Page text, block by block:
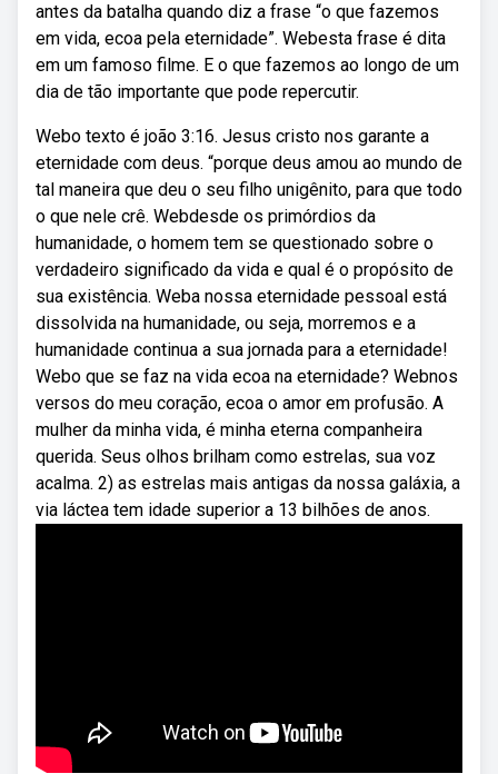
antes da batalha quando diz a frase “o que fazemos
em vida, ecoa pela eternidade”. Webesta frase é dita
em um famoso filme. E o que fazemos ao longo de um
dia de tão importante que pode repercutir.
Webo texto é joão 3:16. Jesus cristo nos garante a
eternidade com deus. “porque deus amou ao mundo de
tal maneira que deu o seu filho unigênito, para que todo
o que nele crê. Webdesde os primórdios da
humanidade, o homem tem se questionado sobre o
verdadeiro significado da vida e qual é o propósito de
sua existência. Weba nossa eternidade pessoal está
dissolvida na humanidade, ou seja, morremos e a
humanidade continua a sua jornada para a eternidade!
Webo que se faz na vida ecoa na eternidade? Webnos
versos do meu coração, ecoa o amor em profusão. A
mulher da minha vida, é minha eterna companheira
querida. Seus olhos brilham como estrelas, sua voz
acalma. 2) as estrelas mais antigas da nossa galáxia, a
via láctea tem idade superior a 13 bilhões de anos.